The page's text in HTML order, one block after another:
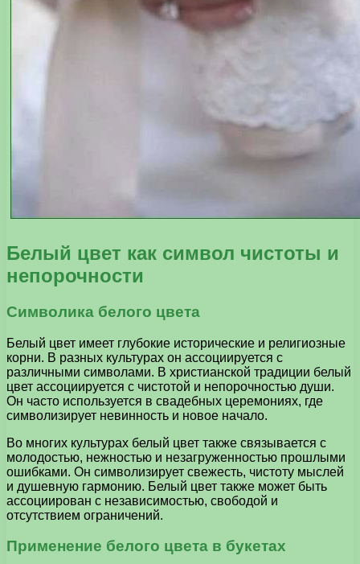
Белый цвет как символ чистоты и
непорочности
Символика белого цвета
Белый цвет имеет глубокие исторические и религиозные
корни. В разных культурах он ассоциируется с
различными символами. В христианской традиции белый
цвет ассоциируется с чистотой и непорочностью души.
Он часто используется в свадебных церемониях, где
символизирует невинность и новое начало.
Во многих культурах белый цвет также связывается с
молодостью, нежностью и незагруженностью прошлыми
ошибками. Он символизирует свежесть, чистоту мыслей
и душевную гармонию. Белый цвет также может быть
ассоциирован с независимостью, свободой и
отсутствием ограничений.
Применение белого цвета в букетах